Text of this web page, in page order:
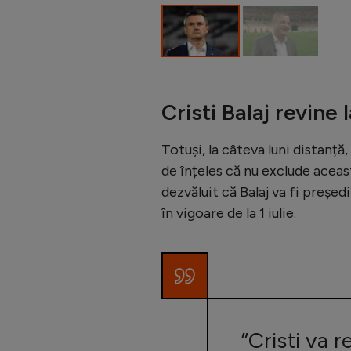
Cristi Balaj revine
Totuși, la câteva luni
de înțeles că nu exclude
dezvăluit că Balaj va fi
în vigoare de la 1 iulie.
”Cristi va